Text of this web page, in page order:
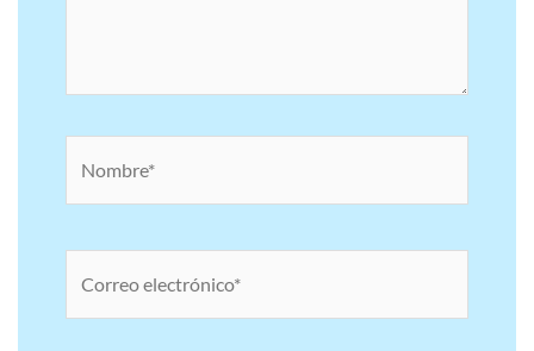
Nombre*
Correo
electrónico*